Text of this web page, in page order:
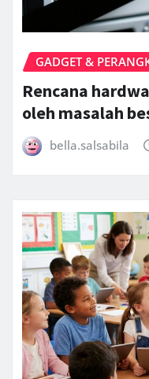
GADGET &
Rencana
oleh masalah
bella.salsabila